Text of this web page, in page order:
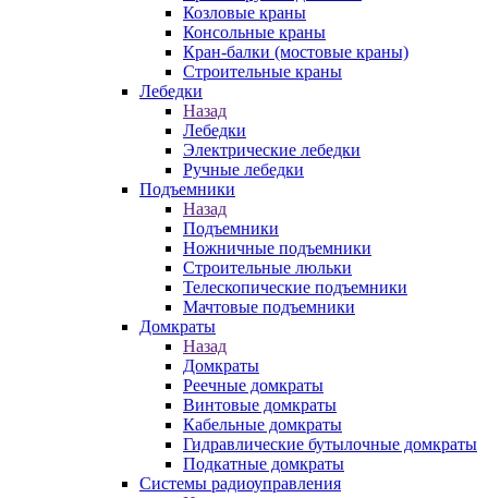
Козловые краны
Консольные краны
Кран-балки (мостовые краны)
Строительные краны
Лебедки
Назад
Лебедки
Электрические лебедки
Ручные лебедки
Подъемники
Назад
Подъемники
Ножничные подъемники
Строительные люльки
Телескопические подъемники
Мачтовые подъемники
Домкраты
Назад
Домкраты
Реечные домкраты
Винтовые домкраты
Кабельные домкраты
Гидравлические бутылочные домкраты
Подкатные домкраты
Системы радиоуправления